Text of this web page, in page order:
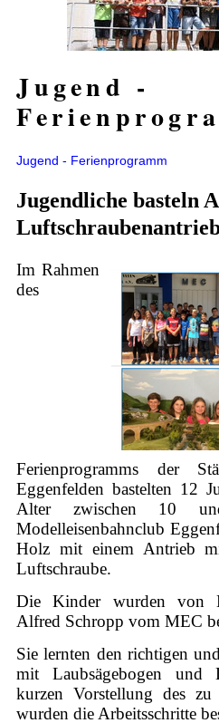
Jugend -
Jugend - Ferienprogramm
Jugendliche basteln
Im Rahmen
des
Ferienprogramms der
Eggenfelden bastelten 12
Alter zwischen 10
Modelleisenbahnclub
Holz mit einem Antrieb
Luftschraube.
Die Kinder wurden von
Alfred Schropp vom MEC
Sie lernten den richtigen
mit Laubsägebogen und
kurzen Vorstellung des zu
wurden die Arbeitsschritte